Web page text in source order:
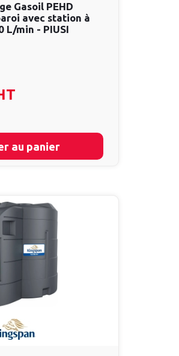
Gasoil PEHD
avec station à
L/min - PIUSI
au panier